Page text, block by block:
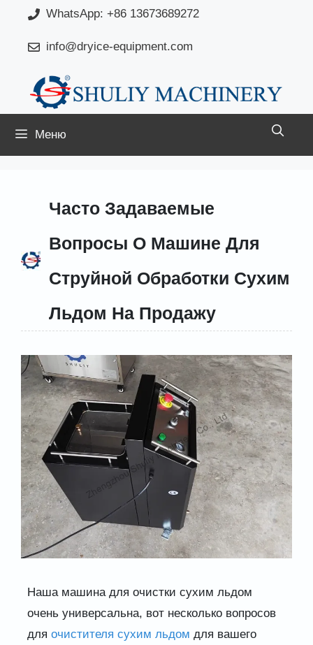
Перейти
содержимому
WhatsApp: +86 13673689272
info@dryice-equipment.com
Меню
Часто Задаваемые
Вопросы О Машине Для
Струйной Обработки Сухим
Льдом На Продажу
Наша машина для очистки сухим льдом
очень универсальна, вот несколько вопросов
для очистителя сухим льдом для вашего